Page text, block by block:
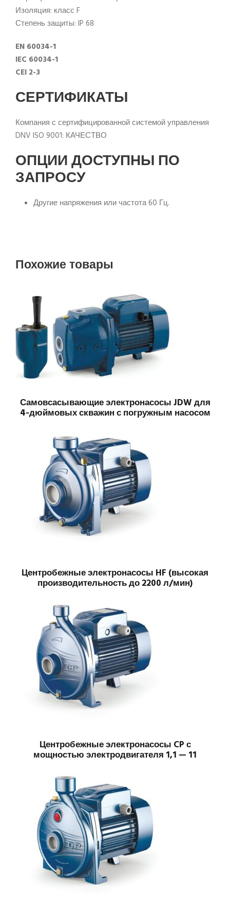
Изоляция: класс F
Степень защиты: IP 68
EN 60034-1
IEC 60034-1
CEI 2-3
СЕРТИФИКАТЫ
Компания с сертифицированной системой управления
DNV ISO 9001: КАЧЕСТВО
ОПЦИИ ДОСТУПНЫ ПО
ЗАПРОСУ
Другие напряжения или частота 60 Гц.
Похожие товары
Самовсасывающие электронасосы JDW для
4-дюймовых скважин с погружным насосом
Центробежные электронасосы HF (высокая
производительность до 2200 л/мин)
Центробежные электронасосы CP с
мощностью электродвигателя 1,1 — 11